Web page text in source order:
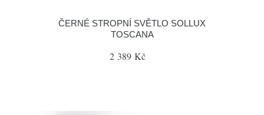
ČERNÉ STROPNÍ SVĚTLO SOLLUX
TOSCANA
2 389 Kč